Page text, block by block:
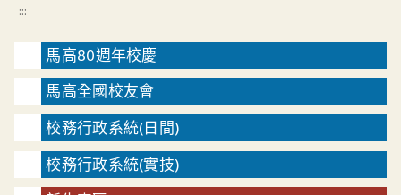
:::
馬高80週年校慶
馬高全國校友會
校務行政系統(日間)
校務行政系統(實技)